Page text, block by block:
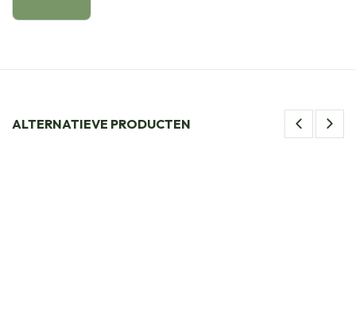
ALTERNATIEVE PRODUCTEN